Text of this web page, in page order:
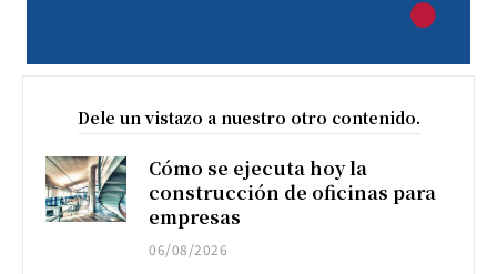
Dele un vistazo a nuestro otro contenido.
Cómo se ejecuta hoy la
construcción de oficinas para
empresas
06/08/2026